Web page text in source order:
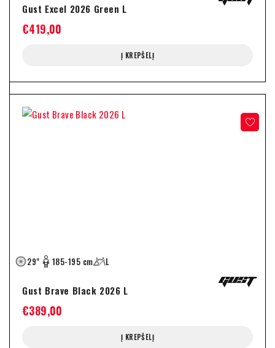
Gust Excel 2026 Green L
€419,00
Į KREPŠELĮ
29" 185-195 cm L
Gust Brave Black 2026 L
€389,00
Į KREPŠELĮ